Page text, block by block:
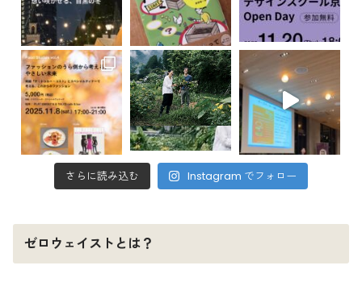
さらに読み込む Instagram でフォロー
ゼロウェイストとは？